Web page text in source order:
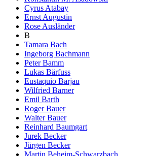
Cyrus Atabay
Ernst Augustin
Rose Ausländer
B
Tamara Bach
Ingeborg Bachmann
Peter Bamm
Lukas Bärfuss
Eustaquio Barjau
Wilfried Barner
Emil Barth
Roger Bauer
Walter Bauer
Reinhard Baumgart
Jurek Becker
Jürgen Becker
Martin Beheim-Schwarzbach